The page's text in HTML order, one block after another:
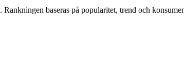
. Rankningen baseras på popularitet, trend och